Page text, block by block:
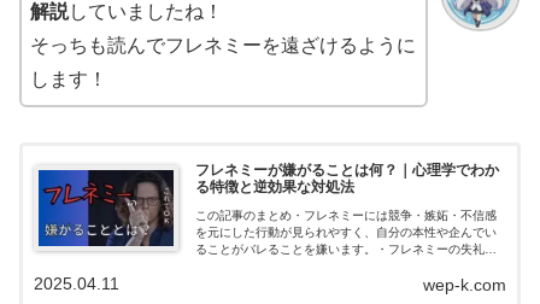
解説していましたね！
そっちも読んでフレネミーを遠ざけるように
します！
フレネミーが嫌がることは何？｜心理学でわか
る特徴と逆効果な対処法
この記事のまとめ・フレネミーには競争・嫉妬・不信感
を元にした行動が見られやすく、自分の本性や企んでい
ることがバレることを嫌います。・フレネミーの失礼な
に取られて攻撃の材料にされてしまうので要...wep-k.com
2025.04.11